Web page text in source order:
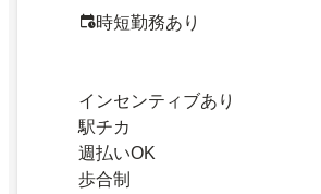
時短勤務あり
インセンティブあり
駅チカ
週払いOK
歩合制